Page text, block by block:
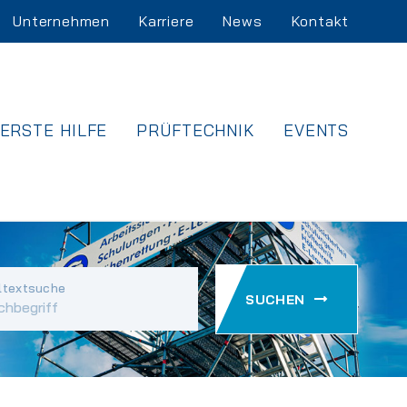
Unternehmen Karriere News Kontakt
ERSTE HILFE PRÜFTECHNIK EVENTS
SUCHEN